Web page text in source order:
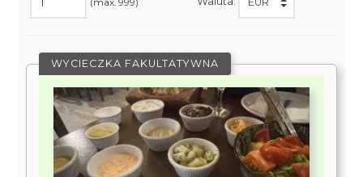
WYCIECZKA FAKULTATYWNA